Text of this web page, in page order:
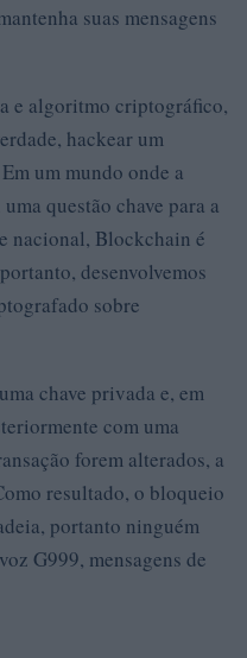
suas mensagens
e algoritmo criptográfico,
hackear um
um mundo onde a
questão chave para a
nacional, Blockchain é
desenvolvemos
sobre
chave privada e, em
com uma
forem alterados, a
resultado, o bloqueio
portanto ninguém
G999, mensagens de